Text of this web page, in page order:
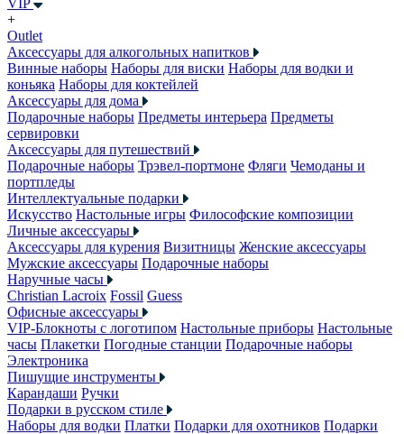
VIP
+
Outlet
Аксессуары для алкогольных напитков
Винные наборы Наборы для виски Наборы для водки и
коньяка Наборы для коктейлей
Аксессуары для дома
Подарочные наборы Предметы интерьера Предметы
сервировки
Аксессуары для путешествий
Подарочные наборы Трэвел-портмоне Фляги Чемоданы и
портпледы
Интеллектуальные подарки
Искусство Настольные игры Философские композиции
Личные аксессуары
Аксессуары для курения Визитницы Женские аксессуары
Мужские аксессуары Подарочные наборы
Наручные часы
Christian Lacroix Fossil Guess
Офисные аксессуары
VIP-Блокноты с логотипом Настольные приборы Настольные
часы Плакетки Погодные станции Подарочные наборы
Электроника
Пишущие инструменты
Карандаши Ручки
Подарки в русском стиле
Наборы для водки Платки Подарки для охотников Подарки